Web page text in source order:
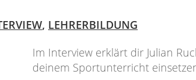
, LEHRERBILDUNG
Im Interview erklärt dir Julian
deinem Sportunterricht